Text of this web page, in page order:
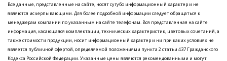
Все данные, представленные на сайте, носят сугубо информационный характер и не
являются исчерпывающими. Для более подробной информации следует обращаться к
менеджерам компании по указанным на сайте телефонам. Вся представленная на сайте
информация, касающаяся комплектации, технических характеристик, цветовых сочетаний, а
также стоимости продукции, носит информационный характер и ни при каких условиях не
является публичной офертой, определяемой положениями пункта 2 статьи 437 Гражданского
Кодекса Российской Федерации. Указанные цены являются рекомендованными и могут